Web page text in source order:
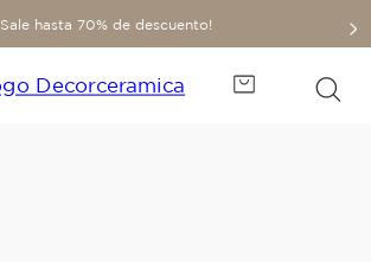
Sale hasta 70% de descuento!